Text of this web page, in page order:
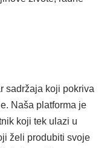
sadržaja koji pokriva
Naša platforma je
koji tek ulazi u
želi produbiti svoje